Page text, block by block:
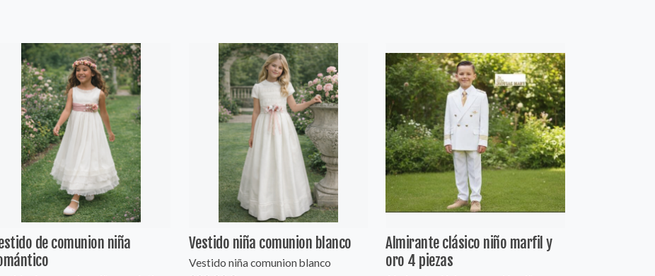
de comunion niña
Vestido niña comunion blanco
Vestido niña comunion blanco
Almirante clásico niño marfil y
oro 4 piezas